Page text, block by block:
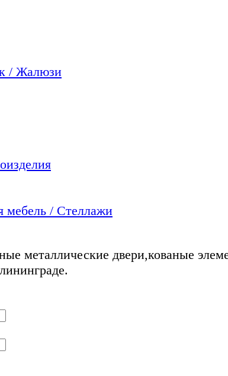
/ Жалюзи
мебель / Стеллажи
металлические двери,кованые